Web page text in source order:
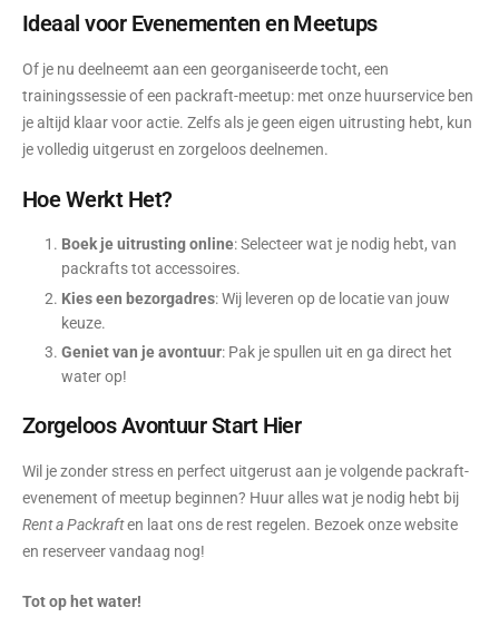
Ideaal voor Evenementen en Meetups
Of je nu deelneemt aan een georganiseerde tocht, een
trainingssessie of een packraft-meetup: met onze huurservice ben
je altijd klaar voor actie. Zelfs als je geen eigen uitrusting hebt, kun
je volledig uitgerust en zorgeloos deelnemen.
Hoe Werkt Het?
Boek je uitrusting online: Selecteer wat je nodig hebt, van
packrafts tot accessoires.
Kies een bezorgadres: Wij leveren op de locatie van jouw
keuze.
Geniet van je avontuur: Pak je spullen uit en ga direct het
water op!
Zorgeloos Avontuur Start Hier
Wil je zonder stress en perfect uitgerust aan je volgende packraft-
evenement of meetup beginnen? Huur alles wat je nodig hebt bij
Rent a Packraften laat ons de rest regelen. Bezoek onze website
en reserveer vandaag nog!
Tot op het water!